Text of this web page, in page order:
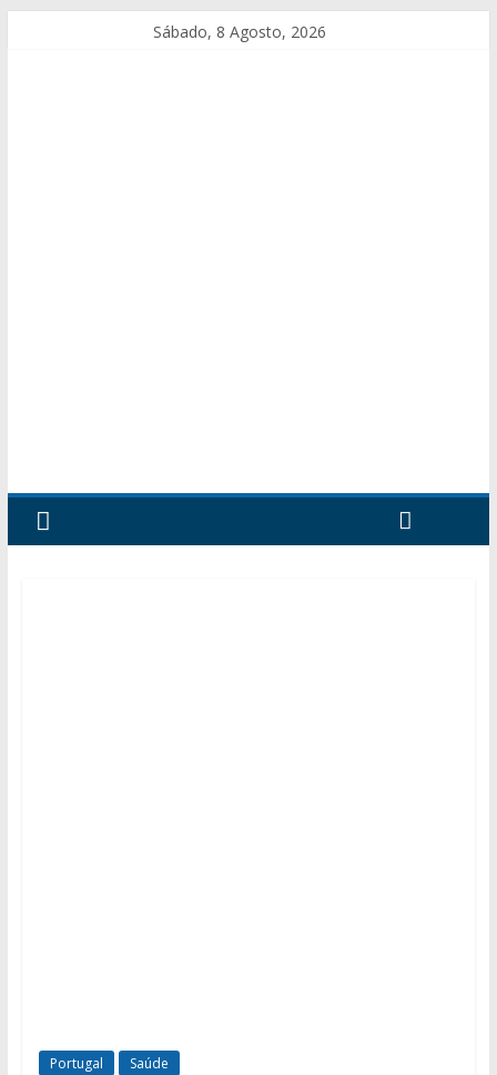
Sábado, 8 Agosto, 2026
Portugal Saúde